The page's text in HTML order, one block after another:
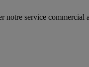
commercial au +228